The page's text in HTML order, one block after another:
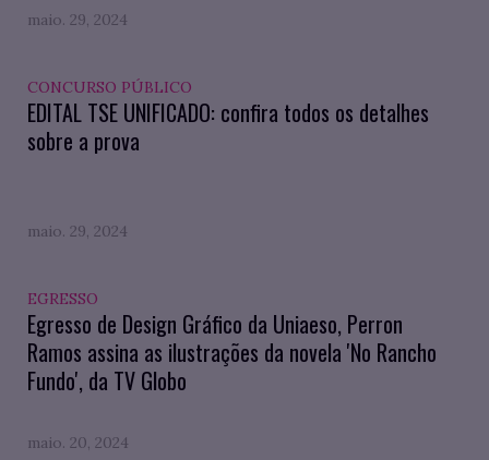
maio. 29, 2024
CONCURSO PÚBLICO
EDITAL TSE UNIFICADO: confira todos os detalhes
sobre a prova
maio. 29, 2024
EGRESSO
Egresso de Design Gráfico da Uniaeso, Perron
Ramos assina as ilustrações da novela 'No Rancho
Fundo', da TV Globo
maio. 20, 2024